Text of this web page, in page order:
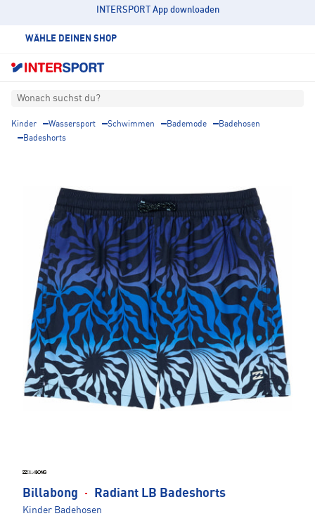
INTERSPORT App downloaden
WÄHLE DEINEN SHOP
Wonach suchst du?
Kinder Wassersport Schwimmen Bademode
Badehosen
Badeshorts
Billabong · Radiant LB Badeshorts
Kinder Badehosen